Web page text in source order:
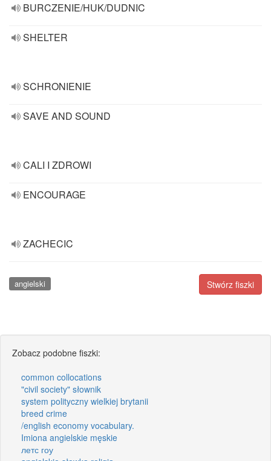
BURCZENIE/HUK/DUDNIC
SHELTER
SCHRONIENIE
SAVE AND SOUND
CALI I ZDROWI
ENCOURAGE
ZACHECIC
Stwórz fiszki
angielski
Zobacz podobne fiszki:
common collocations
"civil society" słownik
system polityczny wielkiej brytanii
breed crime
/english economy vocabulary.
Imiona angielskie męskie
летс гоу